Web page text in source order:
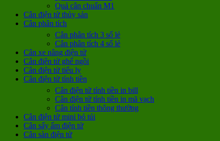
Quả cân chuẩn M1
Cân điện tử thủy sản
Cân phân tích
Cân phân tích 3 số lẻ
Cân phân tích 4 số lẻ
Cân xe nâng điện tử
Cân điện tử ghế ngồi
Cân điện tử tiểu ly
Cân điện tử tính tiền
Cân điện tử tính tiền in bill
Cân điện tử tính tiền in mã vạch
Cân tính tiền thông thường
Cân điện tử mini bỏ túi
Cân sấy ẩm điện tử
Cân sàn điện tử